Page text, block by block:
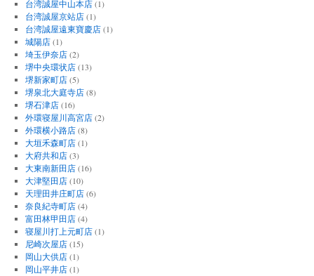
台湾誠屋中山本店(1)
台湾誠屋京站店(1)
台湾誠屋遠東寶慶店(1)
城陽店(1)
埼玉伊奈店(2)
堺中央環状店(13)
堺新家町店(5)
堺泉北大庭寺店(8)
堺石津店(16)
外環寝屋川高宮店(2)
外環横小路店(8)
大垣禾森町店(1)
大府共和店(3)
大東南新田店(16)
大津堅田店(10)
天理田井庄町店(6)
奈良紀寺町店(4)
富田林甲田店(4)
寝屋川打上元町店(1)
尼崎次屋店(15)
岡山大供店(1)
岡山平井店(1)